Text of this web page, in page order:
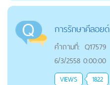
การรักษาคีลอยด์
คำถามที่: Q17579
6/3/2558 0:00:00
VIEWS 1822